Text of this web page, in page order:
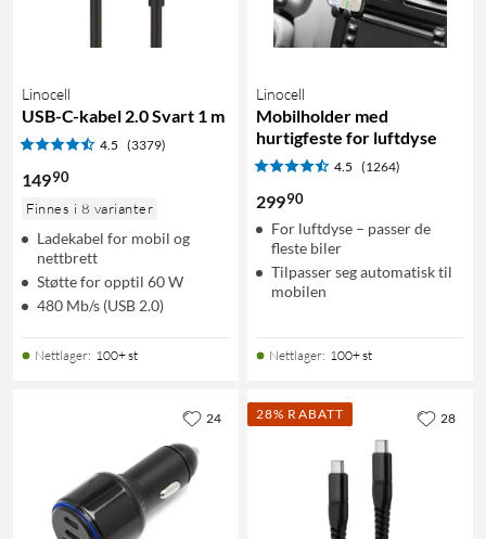
Linocell
USB-C-kabel 2.0 Svart 1 m
4.5 (3379)
14990
Finnes i 8 varianter
Ladekabel for mobil og
nettbrett
Støtte for opptil 60 W
480 Mb/s (USB 2.0)
Nettlager: 100+ st
Linocell
Mobilholder med
hurtigfeste for luftdyse
4.5 (1264)
29990
For luftdyse – passer de
fleste biler
Tilpasser seg automatisk til
mobilen
Nettlager: 100+ st
24 28% RABATT 28